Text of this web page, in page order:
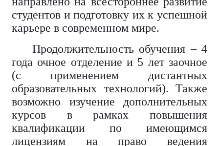
студентов и подготовку их к успешной
карьере в современном мире.
Продолжительность обучения – 4
года очное отделение и 5 лет заочное
(с применением дистантных
образовательных технологий). Также
возможно изучение дополнительных
курсов в рамках повышения
квалификации по имеющимся
лицензиям на право ведения